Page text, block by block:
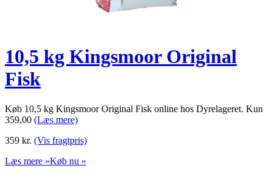
10,5 kg Kingsmoor Original
Fisk
Køb 10,5 kg Kingsmoor Original Fisk online hos Dyrelageret. Kun
359,00 (Læs mere)
359 kr. (Vis fragtpris)
Læs mere »Køb nu »